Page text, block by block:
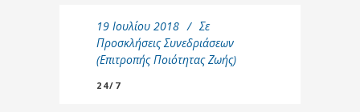
19 Ιουλίου 2018
Σε
Προσκλήσεις Συνεδριάσεων
(Επιτροπής Ποιότητας Ζωής)
24/7